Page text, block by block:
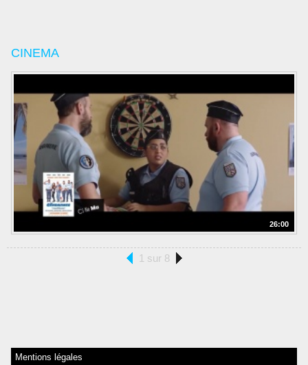
CINEMA
26:00
1 sur 8
Mentions légales